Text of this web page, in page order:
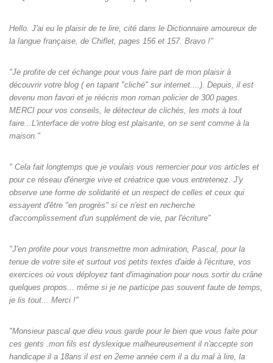
Hello. J'ai eu le plaisir de te lire, cité dans le Dictionnaire amoureux de
la langue française, de Chiflet, pages 156 et 157. Bravo !"
"Je profite de cet échange pour vous faire part de mon plaisir à
découvrir votre blog ( en tapant "cliché" sur internet....). Depuis, il est
devenu mon favori et je réécris mon roman policier de 300 pages.
MERCI pour vos conseils, le détecteur de clichés, les mots à tout
faire...L'interface de votre blog est plaisante, on se sent comme à la
maison."
" Cela fait longtemps que je voulais vous remercier pour vos articles et
pour ce réseau d'énergie vive et créatrice que vous entretenez. J'y
observe une forme de solidarité et un respect de celles et ceux qui
essayent d'être "en progrès" si ce n'est en recherche
d'accomplissement d'un supplément de vie, par l'écriture"
"J'en profite pour vous transmettre mon admiration, Pascal, pour la
tenue de votre site et surtout vos petits textes d'aide à l'écriture, vos
exercices où vous déployez tant d'imagination pour nous sortir du crâne
quelques propos... même si je ne participe pas souvent faute de temps,
je lis tout... Merci !"
"Monsieur pascal que dieu vous garde pour le bien que vous faite pour
ces gents .mon fils est dyslexique malheureusement il n'accepte son
handicape il a 18ans il est en 2eme année cem il a du mal à lire, la